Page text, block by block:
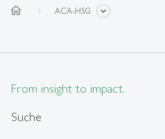
home ACA-HSG
From insight to impact.
Suche